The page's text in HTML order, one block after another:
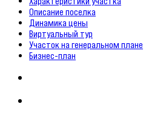
Описание поселка
Динамика цены
Виртуальный тур
Участок на генеральном плане
Бизнес-план